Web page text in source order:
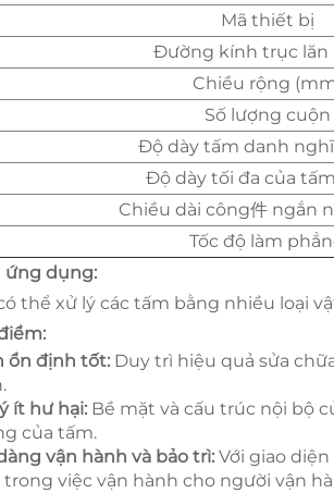
Mã thiết bị
Đường kính trục lăn
Chiều rộng
Số lượng cuộn
Độ dày tấm danh
Độ dày tối đa của
Chiều dài công件 ngắn
Tốc độ làm
ứng dụng:
thể xử lý các tấm bằng nhiều loại
ổn định tốt: Duy trì hiệu quả sửa
ít hư hại: Bề mặt và cấu trúc nội bộ
của tấm.
vận hành và bảo trì: Với giao
việc vận hành cho người vận